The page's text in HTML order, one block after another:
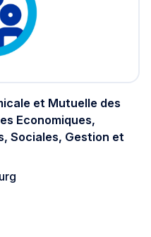
et Mutuelle des
Economiques,
Sociales, Gestion et